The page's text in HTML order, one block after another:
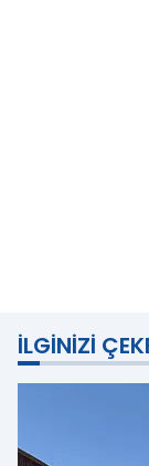
İLGINIZI